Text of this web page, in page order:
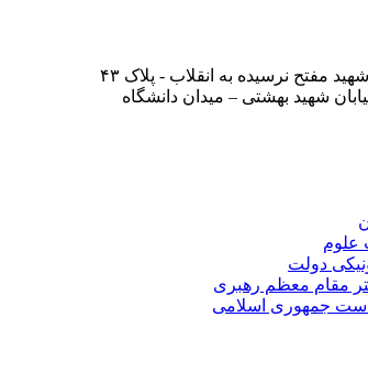
مفتح نرسیده به انقلاب - پلاک ۴۳
شهید بهشتی – میدان دانشگاه
علوم
دولت
مقام معظم رهبری
جمهوری اسلامی